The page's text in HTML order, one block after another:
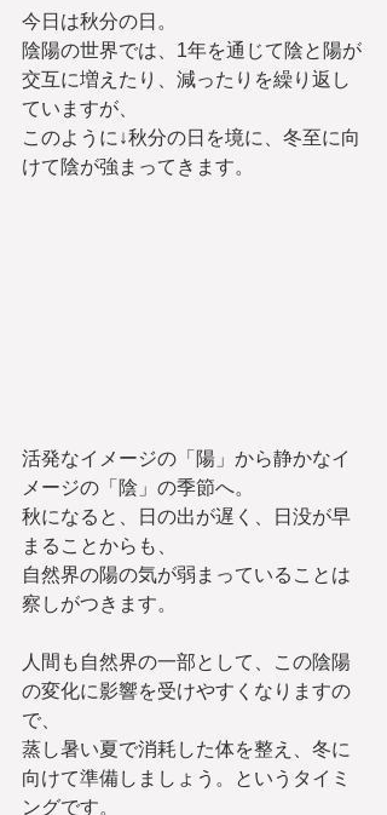
今日は秋分の日。
陰陽の世界では、1年を通じて陰と陽が
交互に増えたり、減ったりを繰り返し
ていますが、
このように↓秋分の日を境に、冬至に向
けて陰が強まってきます。
活発なイメージの「陽」から静かなイ
メージの「陰」の季節へ。
秋になると、日の出が遅く、日没が早
まることからも、
自然界の陽の気が弱まっていることは
察しがつきます。
人間も自然界の一部として、この陰陽
の変化に影響を受けやすくなりますの
で、
蒸し暑い夏で消耗した体を整え、冬に
向けて準備しましょう。というタイミ
ングです。